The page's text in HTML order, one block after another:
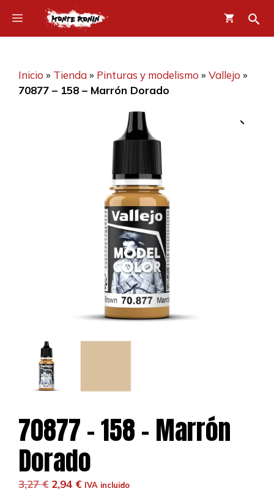
contenido
Menú
Inicio » Tienda» Pinturas y modelismo » Vallejo »
70877 – 158 – Marrón Dorado
70877 – 158 – Marrón
Dorado
3,27€ El
2,94 €ElIVA incluido